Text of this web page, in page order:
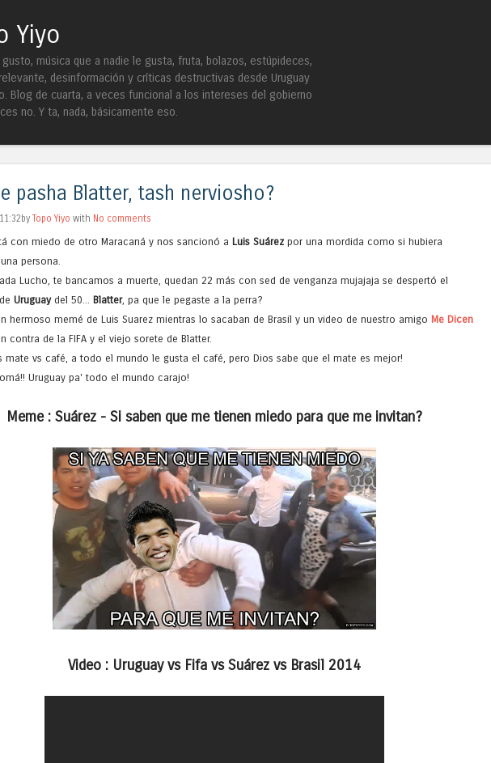
Yiyo
gusto, música que a nadie le gusta, fruta, bolazos, estúpideces,
desinformación y críticas destructivas desde Uruguay
Blog de cuarta, a veces funcional a los intereses del gobierno
no. Y ta, nada, básicamente eso.
pasha Blatter, tash nerviosho?
Topo Yiyo with No comments
con miedo de otro Maracaná y nos sancionó a Luis Suárez por una mordida como si hubiera
persona.
Lucho, te bancamos a muerte, quedan 22 más con sed de venganza mujajaja se despertó el
Uruguay del 50... Blatter, pa que le pegaste a la perra?
hermoso memé de Luis Suarez mientras lo sacaban de Brasil y un video de nuestro amigo Me Dicen
contra de la FIFA y el viejo sorete de Blatter.
mate vs café, a todo el mundo le gusta el café, pero Dios sabe que el mate es mejor!
Uruguay pa' todo el mundo carajo!
Meme : Suárez - Si saben que me tienen miedo para que me invitan?
Video : Uruguay vs Fifa vs Suárez vs Brasil 2014